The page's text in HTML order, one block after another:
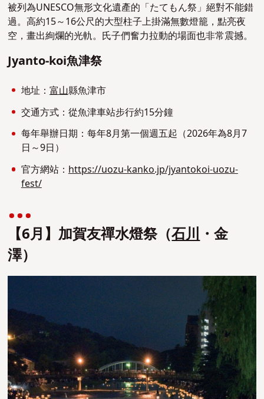
被列為UNESCO無形文化遺產的「たてもん祭」絕對不能錯
過。高約15～16公尺的大型柱子上掛滿無數燈籠，點亮夜
空，畫出絢爛的光軌。氏子們奮力拉動的場面也非常震撼。
Jyanto-koi魚津祭
地址： 富山縣魚津市
交通方式：從魚津車站步行約15分鐘
每年舉辦日期：每年8月第一個週五起（2026年為8月7
日～9日）
官方網站：https://uozu-kanko.jp/jyantokoi-uozu-
fest/
【6月】加賀友禪水燈祭（石川・金
澤）